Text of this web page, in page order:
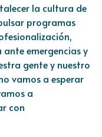
la cultura de
programas
emergencias y
gente y nuestro
vamos a esperar
a
con